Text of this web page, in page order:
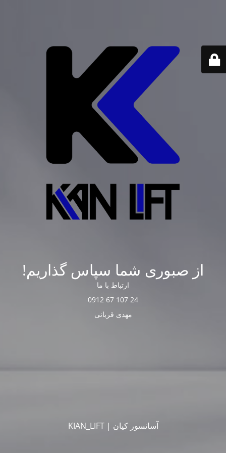
از صبوری شما سپاس گذاریم!
ارتباط با ما
24 107 67 0912
مهدی قربانی
آسانسور کیان | KIAN_LIFT